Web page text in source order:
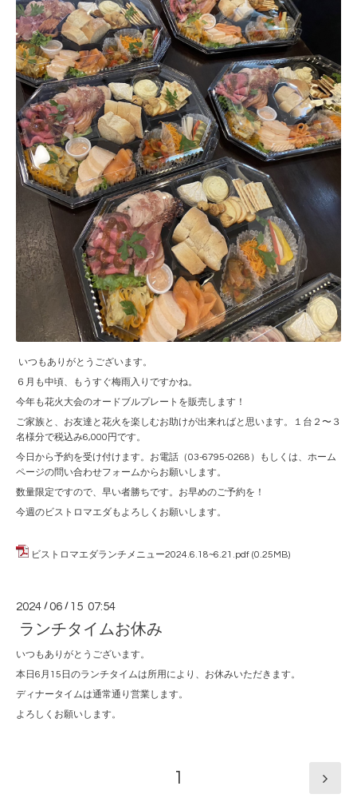
いつもありがとうございます。
６月も中頃、もうすぐ梅雨入りですかね。
今年も花火大会のオードブルプレートを販売します！
ご家族と、お友達と花火を楽しむお助けが出来ればと思います。１台２〜３
名様分で税込み6,000円です。
今日から予約を受け付けます。お電話（03-6795-0268）もしくは、ホーム
ページの問い合わせフォームからお願いします。
数量限定ですので、早い者勝ちです。お早めのご予約を！
今週のビストロマエダもよろしくお願いします。
ビストロマエダランチメニュー2024.6.18~6.21.pdf (0.25MB)
2024 /06 / 15 07:54
ランチタイムお休み
いつもありがとうございます。
本日6月15日のランチタイムは所用により、お休みいただきます。
ディナータイムは通常通り営業します。
よろしくお願いします。
1